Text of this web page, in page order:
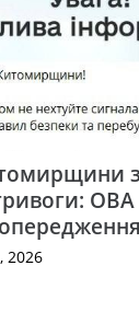
2026